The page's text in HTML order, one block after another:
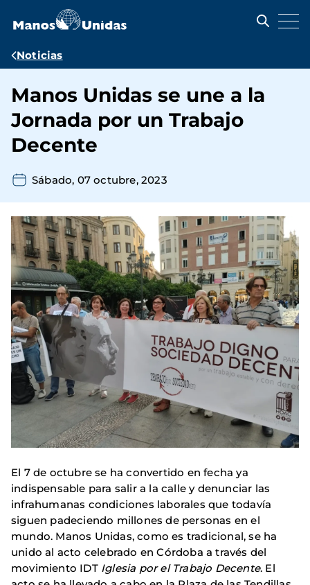
contenido
Ruta
navegación
Noticias
Manos Unidas se une a la
Jornada por un Trabajo
Decente
Sábado, 07 octubre, 2023
El 7 de octubre se ha convertido en fecha ya
indispensable para salir a la calle y denunciar las
infrahumanas condiciones laborales que todavía
siguen padeciendo millones de personas en el
mundo. Manos Unidas, como es tradicional, se ha
unido al acto celebrado en Córdoba a través del
movimiento IDT Iglesia por el Trabajo Decente. El